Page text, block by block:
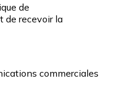
de
de recevoir la
commerciales